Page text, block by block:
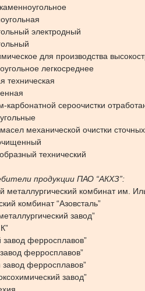
электродный
для производства
легкосреднее
техническая
карбонатной сероочистки
механической очистки сточных
технический
продукции ПАО “АКХЗ”:
металлургический комбинат им.
комбинат “Азовсталь”
завод”
ферросплавов”
ферросплавов”
ферросплавов”
завод”